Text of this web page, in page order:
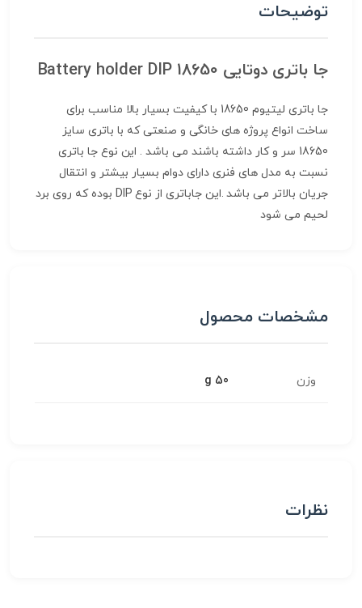
توضیحات
جا باتری دوتایی 18650 Battery holder DIP
جا باتری لیتیوم 18650 با کیفیت بسیار بالا مناسب برای
ساخت انواع پروژه های خانگی و صنعتی که با باتری سایز
18650 سر و کار داشته باشند می باشد . این نوع جا باتری
نسبت به مدل های فنری دارای دوام بسیار بیشتر و انتقال
جریان بالاتر می باشد .این جاباتری از نوع DIP بوده که روی برد
لحیم می شود
مشخصات محصول
وزن 50 g
نظرات